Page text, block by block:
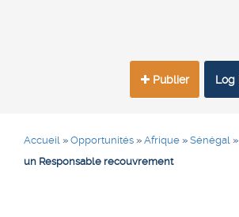
Publier Log
Accueil » Opportunités » Afrique » Sénégal »
un Responsable recouvrement